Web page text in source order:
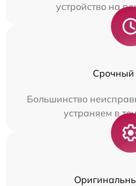
устройство на
Срочный
Большинство
устраняем в